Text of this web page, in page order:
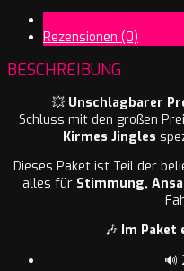
Rezensionen (0)
BESCHREIBUNG
💥 Unschlagbarer
Schluss mit den großen
Kirmes Jingles
Dieses Paket ist Teil der
alles für Stimmung,
🎶 Im Paket
🔊